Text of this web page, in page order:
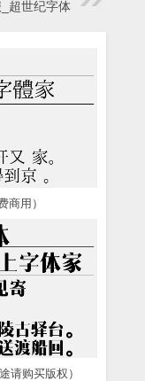
超世纪字体
商用）
请购买版权）